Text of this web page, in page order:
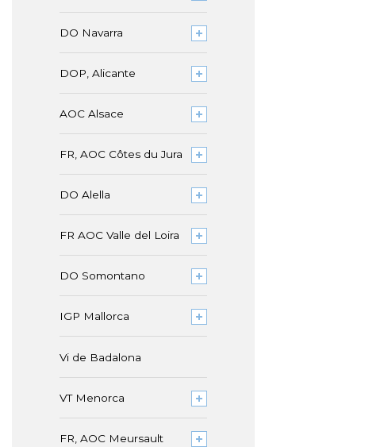
DO Navarra
DOP, Alicante
AOC Alsace
FR, AOC Côtes du Jura
DO Alella
FR AOC Valle del Loira
DO Somontano
IGP Mallorca
Vi de Badalona
VT Menorca
FR, AOC Meursault